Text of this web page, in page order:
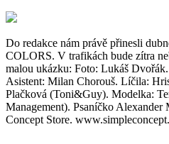
Do redakce nám právě přinesli
COLORS. V trafikách bude zítra
malou ukázku: Foto: Lukáš
Asistent: Milan Chorouš. Líčila:
Plačková (Toni&Guy). Modelka:
Management). Psaníčko
Concept Store.